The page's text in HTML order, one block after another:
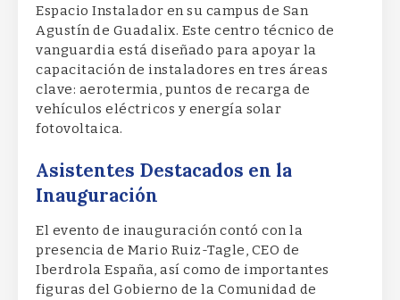
Espacio Instalador en su campus de San
Agustín de Guadalix. Este centro técnico de
vanguardia está diseñado para apoyar la
capacitación de instaladores en tres áreas
clave: aerotermia, puntos de recarga de
vehículos eléctricos y energía solar
fotovoltaica.
Asistentes Destacados en la
Inauguración
El evento de inauguración contó con la
presencia de Mario Ruiz-Tagle, CEO de
Iberdrola España, así como de importantes
figuras del Gobierno de la Comunidad de